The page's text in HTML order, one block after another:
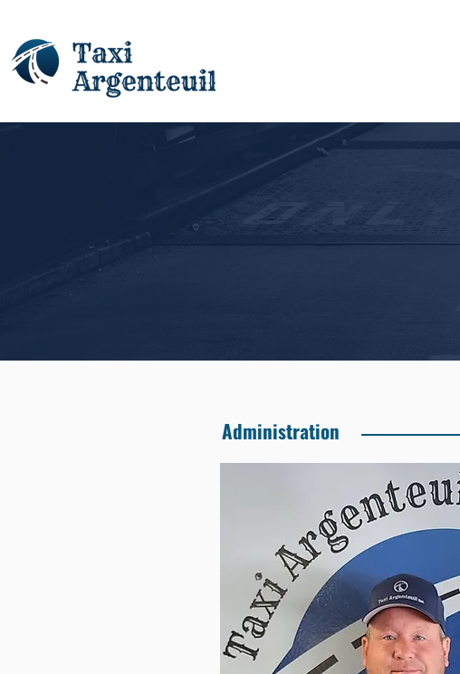
Administration